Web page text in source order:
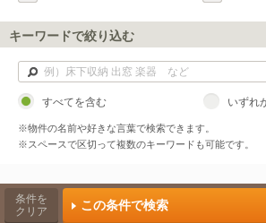
キーワードで絞り込む
すべてを含む いずれ
※物件の名前や好きな言葉で検索できます。
※スペースで区切って複数のキーワードも可能です。
この条件で検索
条件を
クリア